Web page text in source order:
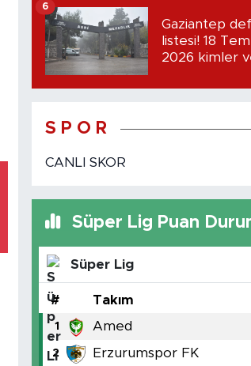
Gaziantep
listesi! 18
2026 kimler
6
S P O R
CANLI SKOR
Süper Lig Puan
Süper Lig
# Takım
1 Amed
2 Erzurumspor FK